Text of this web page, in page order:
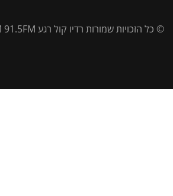
© כל הזכויות שמורות רדיו קול רגע 96FM 91.5FM